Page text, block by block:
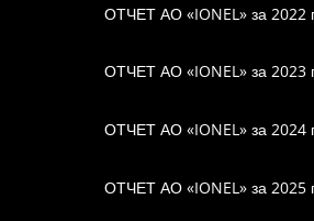
ОТЧЕТ АО «IONEL» за 2022
ОТЧЕТ АО «IONEL» за 2023
ОТЧЕТ АО «IONEL» за 2024
ОТЧЕТ АО «IONEL» за 2025